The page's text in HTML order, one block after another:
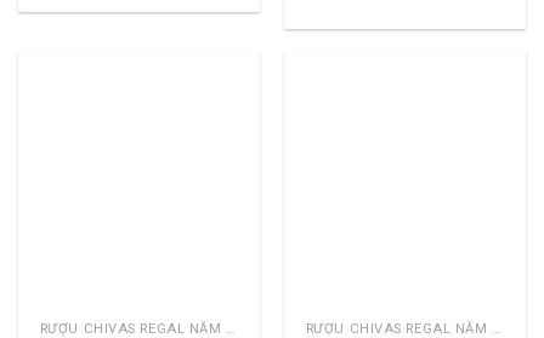
RƯỢU CHIVAS REGAL NĂM CŨ RƯỢU CHIVAS REGAL NĂM CŨ